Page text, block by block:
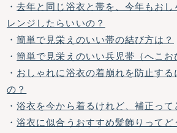
・去年と同じ浴衣と帯を、今年もおし
レンジしたらいいの？
・簡単で見栄えのいい帯の結び方は？
・簡単で見栄えのいい兵児帯（へこお
・ おしゃれに浴衣の着崩れを防止する
の？
・浴衣を今から着るけれど、補正って
・浴衣に似合うおすすめ髪飾りってど